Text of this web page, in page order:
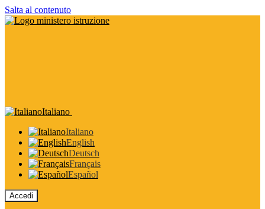
Salta al contenuto
Italiano
Italiano
English
Deutsch
Français
Español
Accedi